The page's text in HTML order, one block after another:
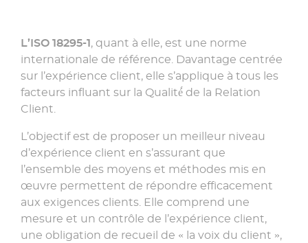
L’ISO 18295-1, quant à elle, est une norme
internationale de référence. Davantage centrée
sur l’expérience client, elle s’applique à tous les
facteurs influant sur la Qualité́ de la Relation
Client.
L’objectif est de proposer un meilleur niveau
d’expérience client en s’assurant que
l’ensemble des moyens et méthodes mis en
œuvre permettent de répondre efficacement
aux exigences clients. Elle comprend une
mesure et un contrôle de l’expérience client,
une obligation de recueil de « la voix du client »,